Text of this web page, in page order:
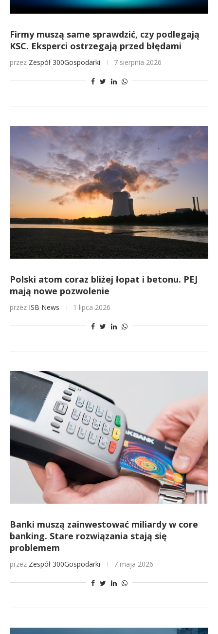
Firmy muszą same sprawdzić, czy podlegają
KSC. Eksperci ostrzegają przed błędami
przez Zespół 300Gospodarki 7 sierpnia 2026
Polski atom coraz bliżej łopat i betonu. PEJ
mają nowe pozwolenie
przez ISB News 1 lipca 2026
Banki muszą zainwestować miliardy w core
banking. Stare rozwiązania stają się
problemem
przez Zespół 300Gospodarki 7 maja 2026